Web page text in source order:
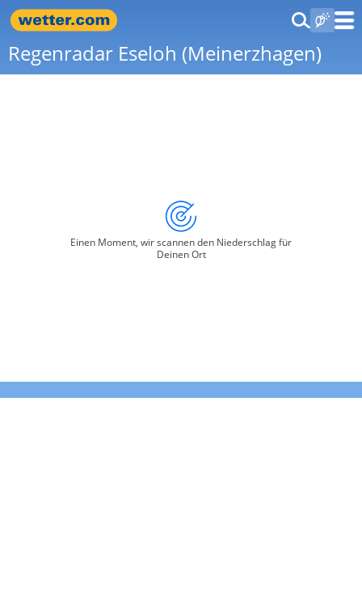
Regenradar Eseloh (Meinerzhagen)
Einen Moment, wir scannen den Niederschlag für
Deinen Ort